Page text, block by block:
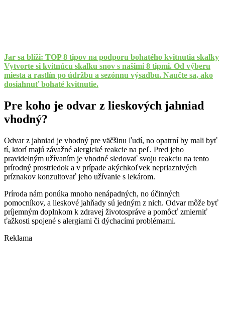
Jar sa blíži: TOP 8 tipov na podporu bohatého kvitnutia skalky
Vytvorte si kvitnúcu skalku snov s našimi 8 tipmi. Od výberu
miesta a rastlín po údržbu a sezónnu výsadbu. Naučte sa, ako
dosiahnuť bohaté kvitnutie.
Pre koho je odvar z lieskových jahniad
vhodný?
Odvar z jahniad je vhodný pre väčšinu ľudí, no opatrní by mali byť
tí, ktorí majú závažné alergické reakcie na peľ. Pred jeho
pravidelným užívaním je vhodné sledovať svoju reakciu na tento
prírodný prostriedok a v prípade akýchkoľvek nepriaznivých
príznakov konzultovať jeho užívanie s lekárom.
Príroda nám ponúka mnoho nenápadných, no účinných
pomocníkov, a lieskové jahňady sú jedným z nich. Odvar môže byť
príjemným doplnkom k zdravej životospráve a pomôcť zmierniť
ťažkosti spojené s alergiami či dýchacími problémami.
Reklama